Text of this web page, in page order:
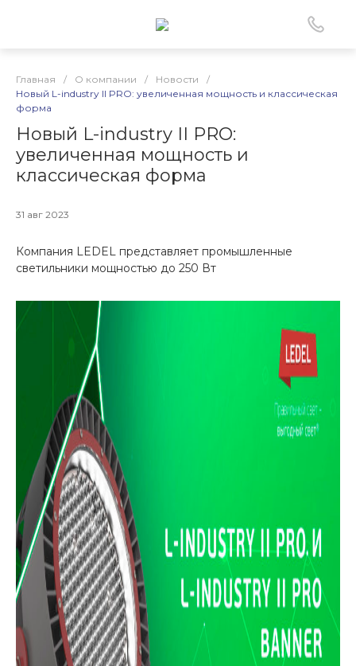
Главная / О компании / Новости
/
Новый L-industry II PRO: увеличенная мощность и классическая
форма
Новый L-industry II PRO:
увеличенная мощность и
классическая форма
31 авг 2023
Компания LEDEL представляет промышленные
светильники мощностью до 250 Вт